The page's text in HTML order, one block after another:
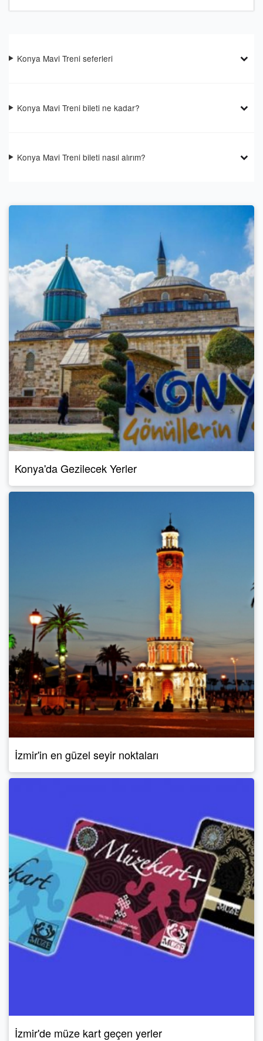
Konya Mavi Treni seferleri
Konya Mavi Treni bileti ne kadar?
Konya Mavi Treni bileti nasıl alırım?
Konya'da Gezilecek Yerler
İzmir'in en güzel seyir noktaları
İzmir'de müze kart geçen yerler